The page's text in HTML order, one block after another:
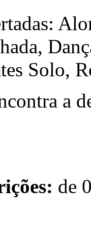
Solo,
a
de